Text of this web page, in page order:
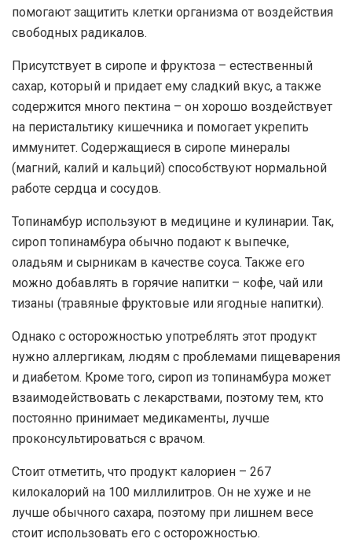
помогают защитить клетки организма от воздействия
свободных радикалов.
Присутствует в сиропе и фруктоза – естественный
сахар, который и придает ему сладкий вкус, а также
содержится много пектина – он хорошо воздействует
на перистальтику кишечника и помогает укрепить
иммунитет. Содержащиеся в сиропе минералы
(магний, калий и кальций) способствуют нормальной
работе сердца и сосудов.
Топинамбур используют в медицине и кулинарии. Так,
сироп топинамбура обычно подают к выпечке,
оладьям и сырникам в качестве соуса. Также его
можно добавлять в горячие напитки – кофе, чай или
тизаны (травяные фруктовые или ягодные напитки).
Однако с осторожностью употреблять этот продукт
нужно аллергикам, людям с проблемами пищеварения
и диабетом. Кроме того, сироп из топинамбура может
взаимодействовать с лекарствами, поэтому тем, кто
постоянно принимает медикаменты, лучше
проконсультироваться с врачом.
Стоит отметить, что продукт калориен – 267
килокалорий на 100 миллилитров. Он не хуже и не
лучше обычного сахара, поэтому при лишнем весе
стоит использовать его с осторожностью.